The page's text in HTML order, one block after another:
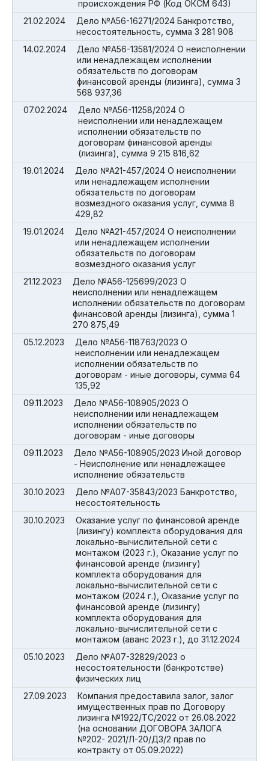
происхождения РФ (Код ОКСМ 643)
21.02.2024
Дело №А56-16271/2024 Банкротство,
несостоятельность, сумма 3 281 908
14.02.2024
Дело №А56-13581/2024 О неисполнении
или ненадлежащем исполнении
обязательств по договорам
финансовой аренды (лизинга), сумма 3
568 937,36
07.02.2024
Дело №А56-11258/2024 О
неисполнении или ненадлежащем
исполнении обязательств по
договорам финансовой аренды
(лизинга), сумма 9 215 816,62
19.01.2024
Дело №А21-457/2024 О неисполнении
или ненадлежащем исполнении
обязательств по договорам
возмездного оказания услуг, сумма 8
429,82
19.01.2024
Дело №А21-457/2024 О неисполнении
или ненадлежащем исполнении
обязательств по договорам
возмездного оказания услуг
21.12.2023
Дело №А56-125699/2023 О
неисполнении или ненадлежащем
исполнении обязательств по договорам
финансовой аренды (лизинга), сумма 1
270 875,49
05.12.2023
Дело №А56-118763/2023 О
неисполнении или ненадлежащем
исполнении обязательств по
договорам - иные договоры, сумма 64
135,92
09.11.2023
Дело №А56-108905/2023 О
неисполнении или ненадлежащем
исполнении обязательств по
договорам - иные договоры
09.11.2023
Дело №А56-108905/2023 Иной договор
- Неисполнение или ненадлежащее
исполнение обязательств
30.10.2023
Дело №А07-35843/2023 Банкротство,
несостоятельность
30.10.2023
Оказание услуг по финансовой аренде
(лизингу) комплекта оборудования для
локально-вычислительной сети с
монтажом (2023 г.), Оказание услуг по
финансовой аренде (лизингу)
комплекта оборудования для
локально-вычислительной сети с
монтажом (2024 г.), Оказание услуг по
финансовой аренде (лизингу)
комплекта оборудования для
локально-вычислительной сети с
монтажом (аванс 2023 г.), до 31.12.2024
05.10.2023
Дело №А07-32829/2023 о
несостоятельности (банкротстве)
физических лиц
27.09.2023
Компания предоставила залог, залог
имущественных прав по Договору
лизинга №1922/ТС/2022 от 26.08.2022
(на основании ДОГОВОРА ЗАЛОГА
№202- 2021/Л-20/ДЗ/2 прав по
контракту от 05.09.2022)